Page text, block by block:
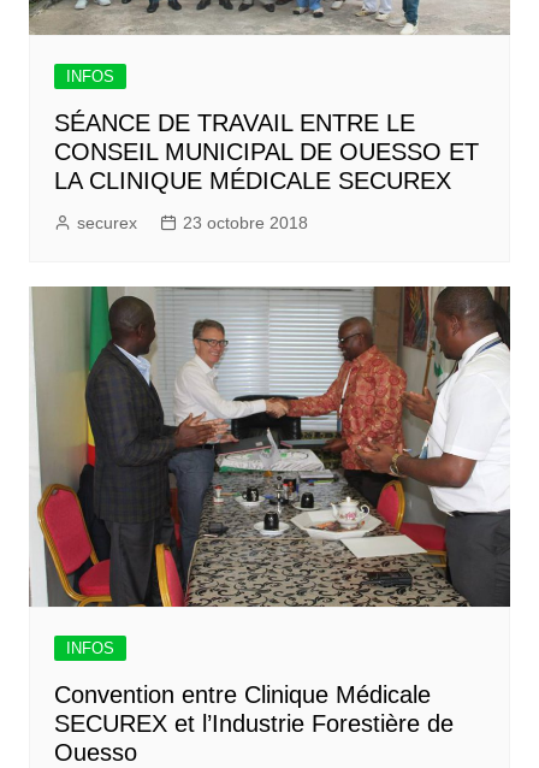
INFOS
SÉANCE DE TRAVAIL ENTRE LE
CONSEIL MUNICIPAL DE OUESSO ET
LA CLINIQUE MÉDICALE SECUREX
securex 23 octobre 2018
INFOS
Convention entre Clinique Médicale
SECUREX et l’Industrie Forestière de
Ouesso